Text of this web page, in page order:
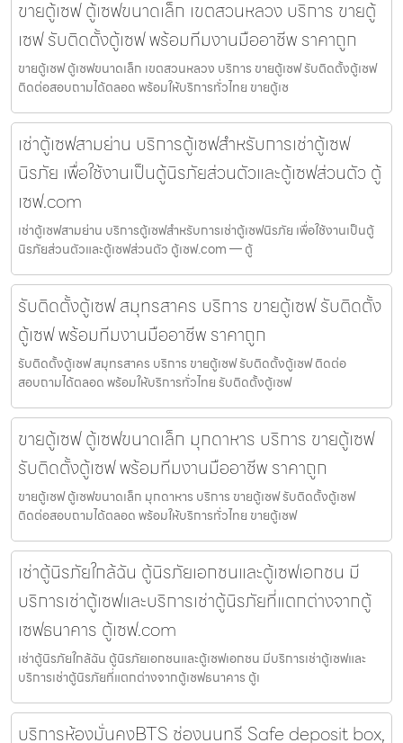
ขายตู้เซฟ ตู้เซฟขนาดเล็ก เขตสวนหลวง บริการ ขายตู้
เซฟ รับติดตั้งตู้เซฟ พร้อมทีมงานมืออาชีพ ราคาถูก
ขายตู้เซฟ ตู้เซฟขนาดเล็ก เขตสวนหลวง บริการ ขายตู้เซฟ รับติดตั้งตู้เซฟ
ติดต่อสอบถามได้ตลอด พร้อมให้บริการทั่วไทย ขายตู้เซ
เช่าตู้เซฟสามย่าน บริการตู้เซฟสำหรับการเช่าตู้เซฟ
นิรภัย เพื่อใช้งานเป็นตู้นิรภัยส่วนตัวและตู้เซฟส่วนตัว ตู้
เซฟ.com
เช่าตู้เซฟสามย่าน บริการตู้เซฟสำหรับการเช่าตู้เซฟนิรภัย เพื่อใช้งานเป็นตู้
นิรภัยส่วนตัวและตู้เซฟส่วนตัว ตู้เซฟ.com — ตู้
รับติดตั้งตู้เซฟ สมุทรสาคร บริการ ขายตู้เซฟ รับติดตั้ง
ตู้เซฟ พร้อมทีมงานมืออาชีพ ราคาถูก
รับติดตั้งตู้เซฟ สมุทรสาคร บริการ ขายตู้เซฟ รับติดตั้งตู้เซฟ ติดต่อ
สอบถามได้ตลอด พร้อมให้บริการทั่วไทย รับติดตั้งตู้เซฟ
ขายตู้เซฟ ตู้เซฟขนาดเล็ก มุกดาหาร บริการ ขายตู้เซฟ
รับติดตั้งตู้เซฟ พร้อมทีมงานมืออาชีพ ราคาถูก
ขายตู้เซฟ ตู้เซฟขนาดเล็ก มุกดาหาร บริการ ขายตู้เซฟ รับติดตั้งตู้เซฟ
ติดต่อสอบถามได้ตลอด พร้อมให้บริการทั่วไทย ขายตู้เซฟ
เช่าตู้นิรภัยใกล้ฉัน ตู้นิรภัยเอกชนและตู้เซฟเอกชน มี
บริการเช่าตู้เซฟและบริการเช่าตู้นิรภัยที่แตกต่างจากตู้
เซฟธนาคาร ตู้เซฟ.com
เช่าตู้นิรภัยใกล้ฉัน ตู้นิรภัยเอกชนและตู้เซฟเอกชน มีบริการเช่าตู้เซฟและ
บริการเช่าตู้นิรภัยที่แตกต่างจากตู้เซฟธนาคาร ตู้เ
บริการห้องมั่นคงBTS ช่องนนทรี Safe deposit box,